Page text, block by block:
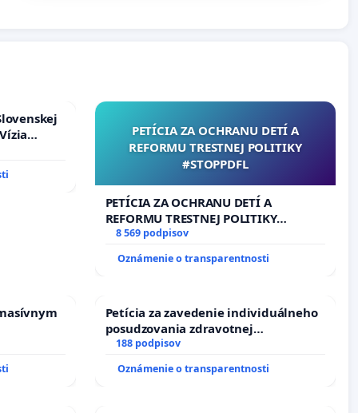
PETÍCIA ZA OCHRANU DETÍ A
REFORMU TRESTNEJ POLITIKY
#STOPPDFL
PETÍCIA ZA OCHRANU DETÍ A
REFORMU TRESTNEJ POLITIKY
#STOPPDFL
8 569 podpisov
Oznámenie o transparentnosti
Petícia za zavedenie individuálneho
posudzovania zdravotnej
spôsobilosti osôb s diabetom 1. a 2.
zboru SR
188 podpisov
Oznámenie o transparentnosti